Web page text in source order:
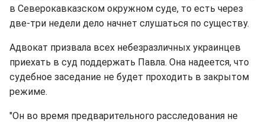
в Северокавказском окружном суде, то есть через
две-три недели дело начнет слушаться по существу.
Адвокат призвала всех небезразличных украинцев
приехать в суд поддержать Павла. Она надеется, что
судебное заседание не будет проходить в закрытом
режиме.
"Он во время предварительного расследования не